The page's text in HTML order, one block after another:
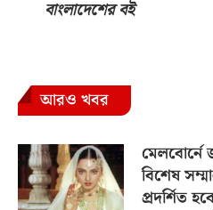
বাংলাদেশের বই
আরও খবর
মেলবোর্নে
বিশেষ
প্রদর্শিত